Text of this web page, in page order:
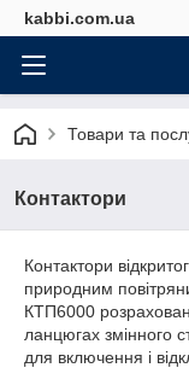
kabbi.com.ua
Товари та
Контактори
Контактори
природним
КТП6000
ланцюгах змінного
для включення і